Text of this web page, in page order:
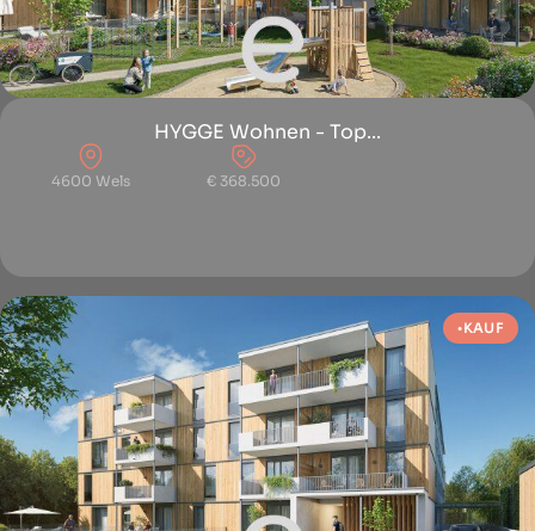
HYGGE Wohnen - Top...
4600 Wels € 368.500
KAUF